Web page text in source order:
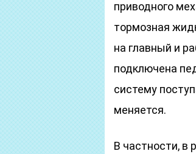
приводного
тормозная
на главный и
подключена
систему
меняется.
В частности, в